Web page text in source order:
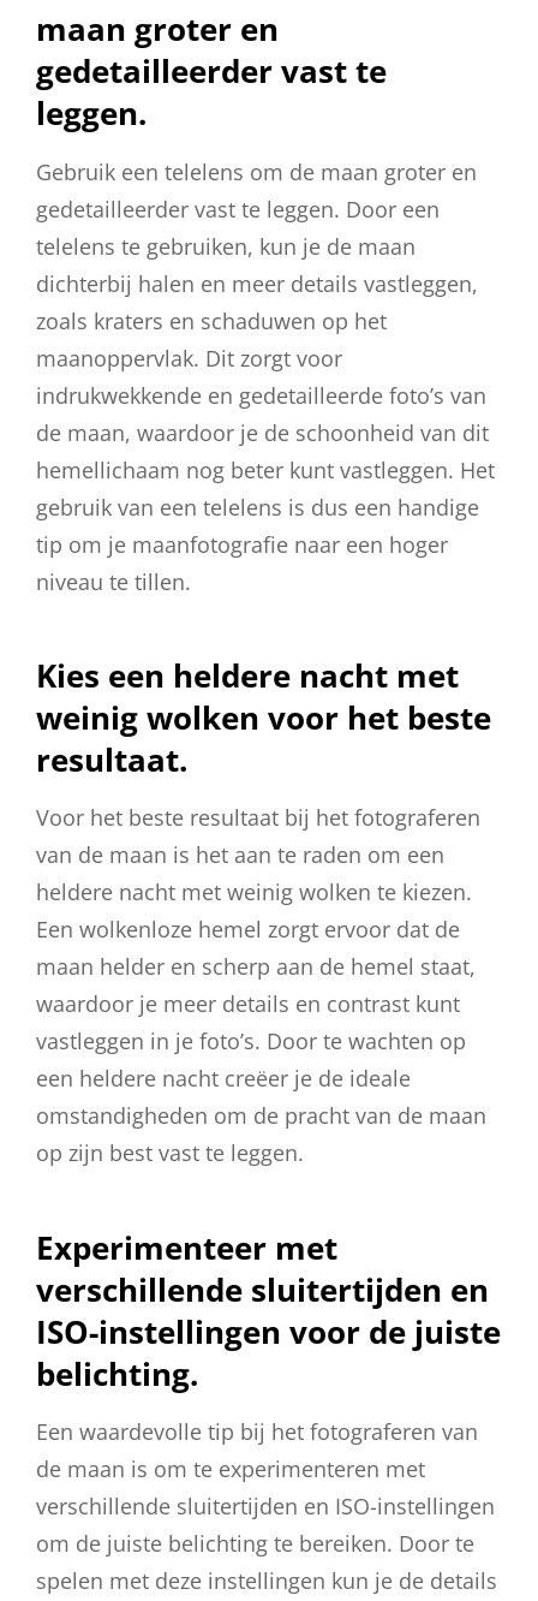
maan groter en
gedetailleerder vast te
leggen.
Gebruik een telelens om de maan groter en
gedetailleerder vast te leggen. Door een
telelens te gebruiken, kun je de maan
dichterbij halen en meer details vastleggen,
zoals kraters en schaduwen op het
maanoppervlak. Dit zorgt voor
indrukwekkende en gedetailleerde foto’s van
de maan, waardoor je de schoonheid van dit
hemellichaam nog beter kunt vastleggen. Het
gebruik van een telelens is dus een handige
tip om je maanfotografie naar een hoger
niveau te tillen.
Kies een heldere nacht met
weinig wolken voor het beste
resultaat.
Voor het beste resultaat bij het fotograferen
van de maan is het aan te raden om een
heldere nacht met weinig wolken te kiezen.
Een wolkenloze hemel zorgt ervoor dat de
maan helder en scherp aan de hemel staat,
waardoor je meer details en contrast kunt
vastleggen in je foto’s. Door te wachten op
een heldere nacht creëer je de ideale
omstandigheden om de pracht van de maan
op zijn best vast te leggen.
Experimenteer met
verschillende sluitertijden en
ISO-instellingen voor de juiste
belichting.
Een waardevolle tip bij het fotograferen van
de maan is om te experimenteren met
verschillende sluitertijden en ISO-instellingen
om de juiste belichting te bereiken. Door te
spelen met deze instellingen kun je de details